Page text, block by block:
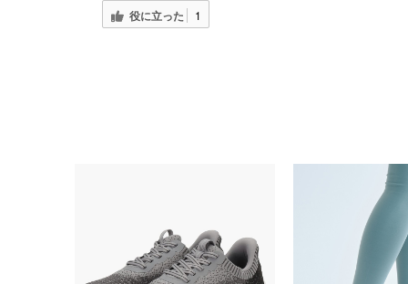
役に立った 1